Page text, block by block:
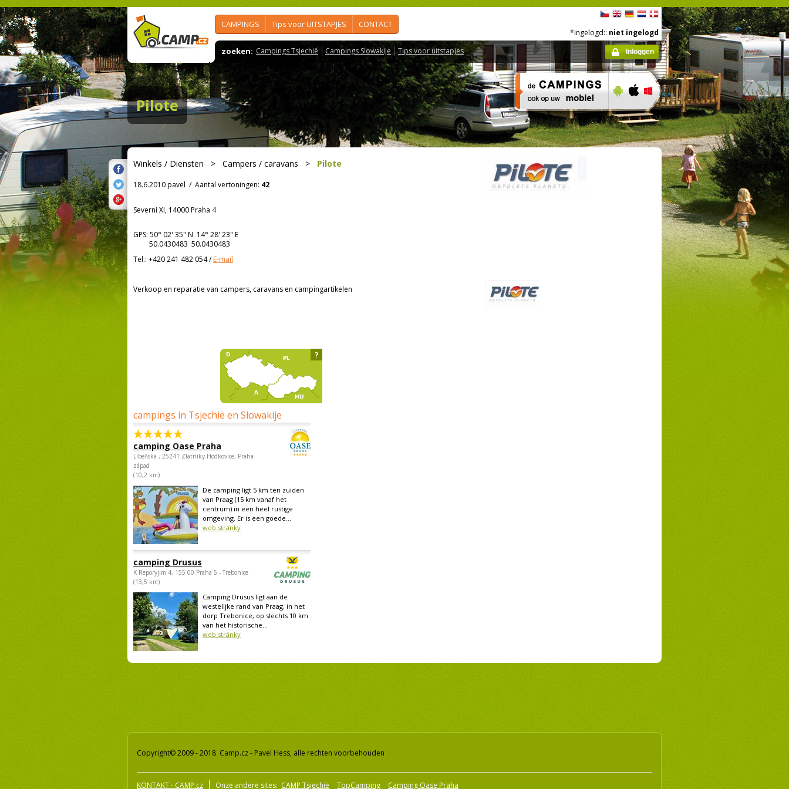
CAMPINGS Tips voor UITSTAPJES CONTACT
zoeken: Campings Tsjechië Campings Slowakije Tips voor uitstapjes
*ingelogd:: niet ingelogd
Inloggen
Pilote
Winkels / Diensten > Campers / caravans > Pilote
18.6.2010 pavel / Aantal vertoningen: 42
Severní XI, 14000 Praha 4
GPS: 50° 02' 35" N 14° 28' 23" E
50.0430483 50.0430483
Tel.: +420 241 482 054/E-mail
Verkoop en reparatie van campers, caravans en campingartikelen
campings in Tsjechië en Slowakije
camping Oase Praha
Libeňská , 25241 Zlatníky-Hodkovice, Praha-
západ
(10,2 km)
De camping ligt 5 km ten zuiden
van Praag (15 km vanaf het
centrum) in een heel rustige
omgeving. Er is een goede...
web stránky
camping Drusus
K Reporyjim 4, 155 00 Praha 5 - Trebonice
(13,5 km)
Camping Drusus ligt aan de
westelijke rand van Praag, in het
dorp Trebonice, op slechts 10 km
van het historische...
web stránky
?
Copyright© 2009 - 2018 Camp.cz - Pavel Hess, alle rechten voorbehouden
KONTAKT - CAMP.cz Onze andere sites: CAMP Tsjechië TopCamping Camping Oase Praha